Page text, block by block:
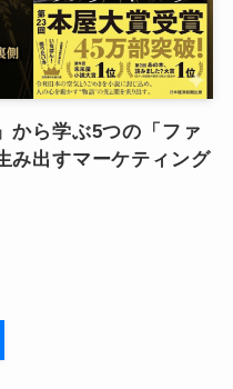
から学ぶ5つの「ファ
み出すマーケティング